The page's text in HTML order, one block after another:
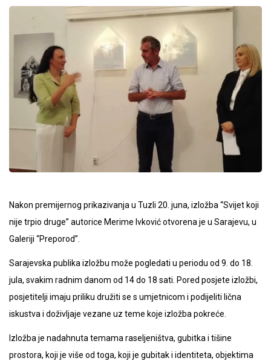
Nakon premijernog prikazivanja u Tuzli 20. juna, izložba “Svijet koji
nije trpio druge” autorice Merime Ivković otvorena je u Sarajevu, u
Galeriji “Preporod”.
Sarajevska publika izložbu može pogledati u periodu od 9. do 18.
jula, svakim radnim danom od 14 do 18 sati. Pored posjete izložbi,
posjetitelji imaju priliku družiti se s umjetnicom i podijeliti lična
iskustva i doživljaje vezane uz teme koje izložba pokreće.
Izložba je nadahnuta temama raseljeništva, gubitka i tišine
prostora, koji je više od toga, koji je gubitak i identiteta, objektima